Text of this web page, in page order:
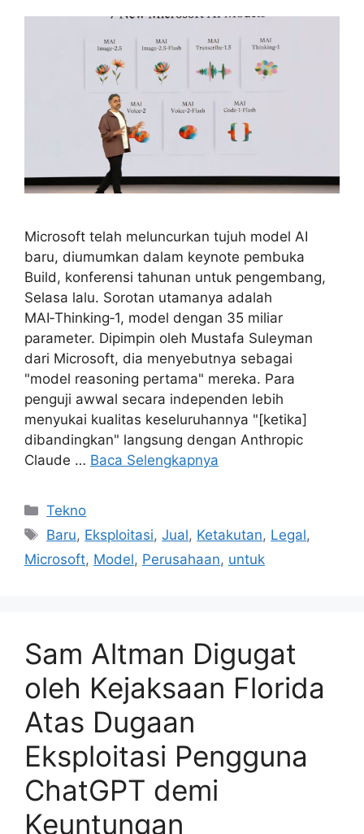
Microsoft telah meluncurkan tujuh model AI
baru, diumumkan dalam keynote pembuka
Build, konferensi tahunan untuk pengembang,
Selasa lalu. Sorotan utamanya adalah
MAI‑Thinking‑1, model dengan 35 miliar
parameter. Dipimpin oleh Mustafa Suleyman
dari Microsoft, dia menyebutnya sebagai
"model reasoning pertama" mereka. Para
penguji awwal secara independen lebih
menyukai kualitas keseluruhannya "[ketika]
dibandingkan" langsung dengan Anthropic
Claude … Baca Selengkapnya
Kategori
Tekno
Tag
Baru, Eksploitasi,Jual, Ketakutan, Legal,
Microsoft, Model, Perusahaan, untuk
Sam Altman Digugat
oleh Kejaksaan Florida
Atas Dugaan
Eksploitasi Pengguna
ChatGPT demi
Keuntungan